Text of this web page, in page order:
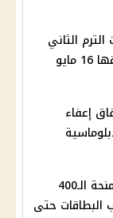
الثاني
للمصريين في الخارج وانطلاقها 16 مايو
إعفاء
التموين: لا تغيير في صرف منحة الـ400
البطاقات حتى